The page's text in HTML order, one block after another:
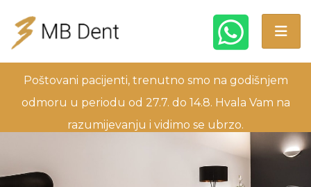
Poštovani pacijenti, trenutno smo na godišnjem
odmoru u periodu od 27.7. do 14.8. Hvala Vam na
razumijevanju i vidimo se ubrzo.